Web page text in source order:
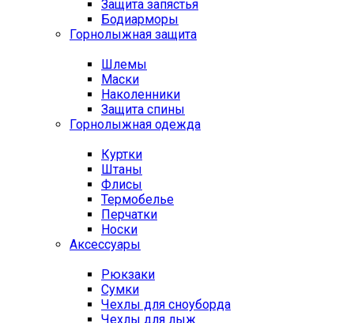
Защита запястья
Бодиарморы
Горнолыжная защита
Шлемы
Маски
Наколенники
Защита спины
Горнолыжная одежда
Куртки
Штаны
Флисы
Термобелье
Перчатки
Носки
Аксессуары
Рюкзаки
Сумки
Чехлы для сноуборда
Чехлы для лыж